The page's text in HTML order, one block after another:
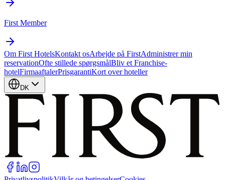
First Member
Om First HotelsKontakt osArbejde på FirstAdministrer min
reservationOfte stillede spørgsmålBliv et Franchise-
hotelFirmaaftalerPrisgarantiKort over hoteller
DK